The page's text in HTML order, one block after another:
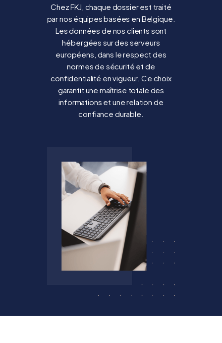
Chez FKJ, chaque dossier est traité
par nos équipes basées en Belgique.
Les données de nos clients sont
hébergées sur des serveurs
européens, dans le respect des
normes de sécurité et de
confidentialité en vigueur. Ce choix
garantit une maîtrise totale des
informations et une relation de
confiance durable.